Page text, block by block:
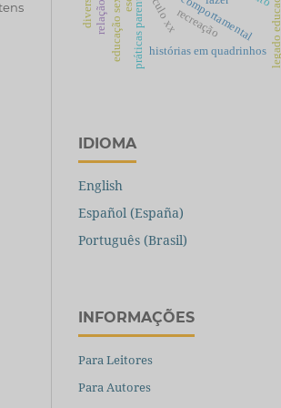
práticas parentais histórias em quadrinhos legado educacional
século xxrecreação
educação sexual
IDIOMA
English
Español (España)
Português (Brasil)
INFORMAÇÕES
Para Leitores
Para Autores